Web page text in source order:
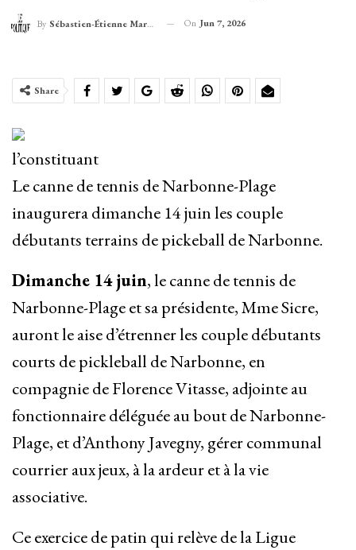
By Sébastien-Étienne Marechal On Jun 7, 2026
Share
l’constituant
Le canne de tennis de Narbonne-Plage
inaugurera dimanche 14 juin les couple
débutants terrains de pickeball de Narbonne.
Dimanche 14 juin, le canne de tennis de
Narbonne-Plage et sa présidente, Mme Sicre,
auront le aise d’étrenner les couple débutants
courts de pickleball de Narbonne, en
compagnie de Florence Vitasse, adjointe au
fonctionnaire déléguée au bout de Narbonne-
Plage, et d’Anthony Javegny, gérer communal
courrier aux jeux, à la ardeur et à la vie
associative.
Ce exercice de patin qui relève de la Ligue